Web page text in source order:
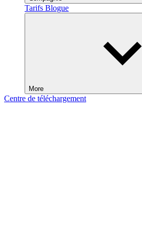
Tarifs Blogue
More
Centre de téléchargement